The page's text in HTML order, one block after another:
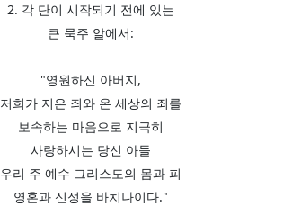
2. 각 단이 시작되기 전에 있는
큰 묵주 알에서:
"영원하신 아버지,
저희가 지은 죄와 온 세상의 죄를
보속하는 마음으로 지극히
사랑하시는 당신 아들
우리 주 예수 그리스도의 몸과 피
영혼과 신성을 바치나이다."